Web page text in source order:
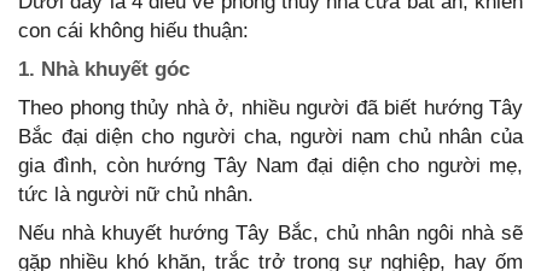
con cái không hiếu thuận:
1. Nhà khuyết góc
Theo phong thủy nhà ở, nhiều người đã biết hướng Tây
Bắc đại diện cho người cha, người nam chủ nhân của
gia đình, còn hướng Tây Nam đại diện cho người mẹ,
tức là người nữ chủ nhân.
Nếu nhà khuyết hướng Tây Bắc, chủ nhân ngôi nhà sẽ
gặp nhiều khó khăn, trắc trở trong sự nghiệp, hay ốm